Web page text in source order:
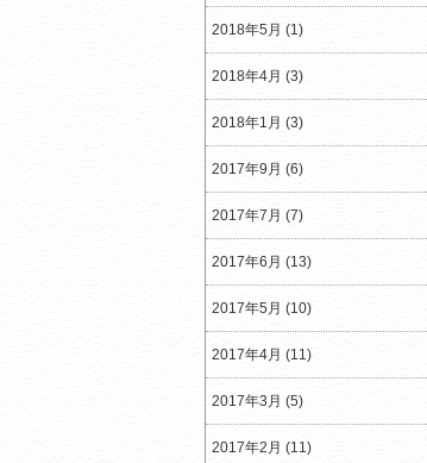
2018年5月 (1)
2018年4月 (3)
2018年1月 (3)
2017年9月 (6)
2017年7月 (7)
2017年6月 (13)
2017年5月 (10)
2017年4月 (11)
2017年3月 (5)
2017年2月 (11)